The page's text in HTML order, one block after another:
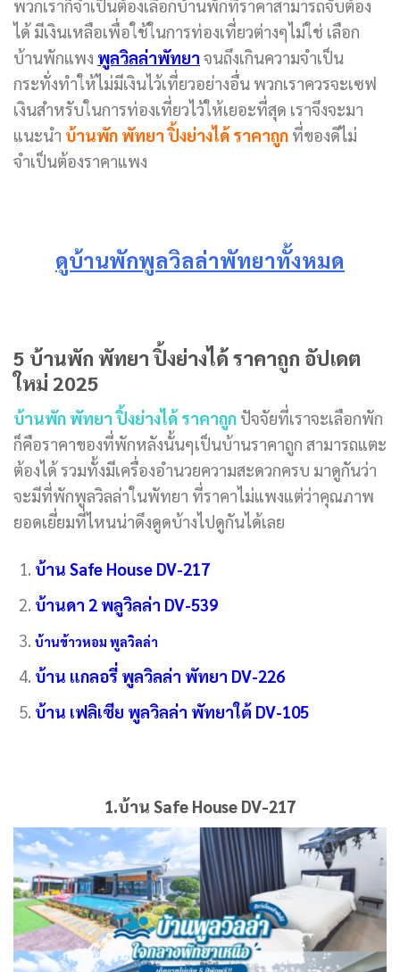
พวกเราก็จำเป็นต้องเลือกบ้านพักที่ราคาสามารถจับต้อง
ได้ มีเงินเหลือเพื่อใช้ในการท่องเที่ยวต่างๆไม่ใช่ เลือก
บ้านพักแพง พูลวิลล่าพัทยา จนถึงเกินความจำเป็น
กระทั่งทำให้ไม่มีเงินไว้เที่ยวอย่างอื่น พวกเราควรจะเซฟ
เงินสำหรับในการท่องเที่ยวไว้ให้เยอะที่สุด เราจึงจะมา
แนะนำ บ้านพัก พัทยา ปิ้งย่างได้ ราคาถูก ที่ของดีไม่
จำเป็นต้องราคาแพง
ดูบ้านพักพูลวิลล่าพัทยาทั้งหมด
5 บ้านพัก พัทยา ปิ้งย่างได้ ราคาถูก อัปเดต
ใหม่ 2025
บ้านพัก พัทยา ปิ้งย่างได้ ราคาถูก ปัจจัยที่เราจะเลือกพัก
ก็คือราคาของที่พักหลังนั้นๆเป็นบ้านราคาถูก สามารถแตะ
ต้องได้ รวมทั้งมีเครื่องอำนวยความสะดวกครบ มาดูกันว่า
จะมีที่พักพูลวิลล่าในพัทยา ที่ราคาไม่แพงแต่ว่าคุณภาพ
ยอดเยี่ยมที่ไหนน่าดึงดูดบ้างไปดูกันได้เลย
บ้าน Safe House DV-217
บ้านดา 2 พลูวิลล่า DV-539
บ้านข้าวหอม พูลวิลล่า
บ้าน แกลอรี่ พูลวิลล่า พัทยา DV-226
บ้าน เฟลิเซีย พูลวิลล่า พัทยาใต้ DV-105
1.บ้าน Safe House DV-217